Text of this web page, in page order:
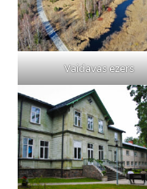
Vaidavas ezers